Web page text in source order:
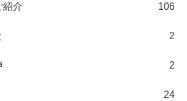
紹介 106
2
2
24